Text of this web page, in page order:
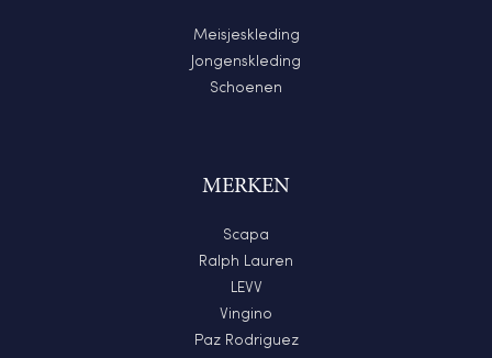
Meisjeskleding
Jongenskleding
Schoenen
MERKEN
Scapa
Ralph Lauren
LEVV
Vingino
Paz Rodriguez